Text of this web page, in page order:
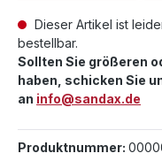
Dieser Artikel ist
bestellbar.
Sollten Sie größeren
haben, schicken Sie
an info@sandax.de
Produktnummer: